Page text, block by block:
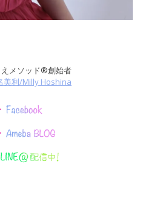
えメソッド®創始者
美利/Milly Hoshina